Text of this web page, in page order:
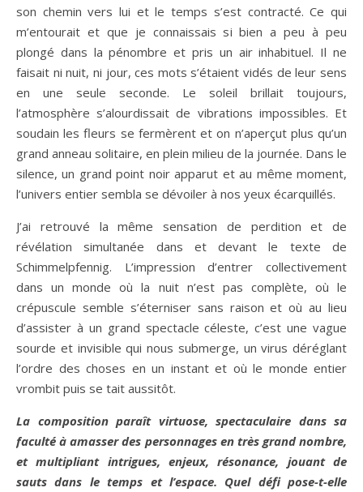
son chemin vers lui et le temps s’est contracté. Ce qui
m’entourait et que je connaissais si bien a peu à peu
plongé dans la pénombre et pris un air inhabituel. Il ne
faisait ni nuit, ni jour, ces mots s’étaient vidés de leur sens
en une seule seconde. Le soleil brillait toujours,
l’atmosphère s’alourdissait de vibrations impossibles. Et
soudain les fleurs se fermèrent et on n’aperçut plus qu’un
grand anneau solitaire, en plein milieu de la journée. Dans le
silence, un grand point noir apparut et au même moment,
l’univers entier sembla se dévoiler à nos yeux écarquillés.
J’ai retrouvé la même sensation de perdition et de
révélation simultanée dans et devant le texte de
Schimmelpfennig. L’impression d’entrer collectivement
dans un monde où la nuit n’est pas complète, où le
crépuscule semble s’éterniser sans raison et où au lieu
d’assister à un grand spectacle céleste, c’est une vague
sourde et invisible qui nous submerge, un virus déréglant
l’ordre des choses en un instant et où le monde entier
vrombit puis se tait aussitôt.
La composition paraît virtuose, spectaculaire dans sa
faculté à amasser des personnages en très grand nombre,
et multipliant intrigues, enjeux, résonance, jouant de
sauts dans le temps et l’espace. Quel défi pose-t-elle